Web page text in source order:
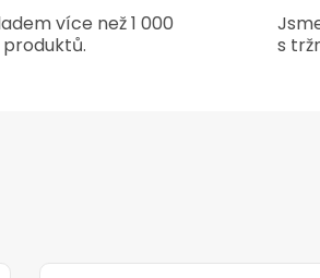
více než 1 000
s